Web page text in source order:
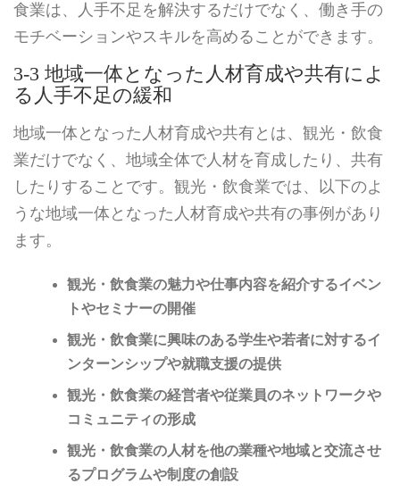
食業は、人手不足を解決するだけでなく、働き手の
モチベーションやスキルを高めることができます。
3-3 地域一体となった人材育成や共有によ
る人手不足の緩和
地域一体となった人材育成や共有とは、観光・飲食
業だけでなく、地域全体で人材を育成したり、共有
したりすることです。観光・飲食業では、以下のよ
うな地域一体となった人材育成や共有の事例があり
ます。
観光・飲食業の魅力や仕事内容を紹介するイベン
トやセミナーの開催
観光・飲食業に興味のある学生や若者に対するイ
ンターンシップや就職支援の提供
観光・飲食業の経営者や従業員のネットワークや
コミュニティの形成
観光・飲食業の人材を他の業種や地域と交流させ
るプログラムや制度の創設